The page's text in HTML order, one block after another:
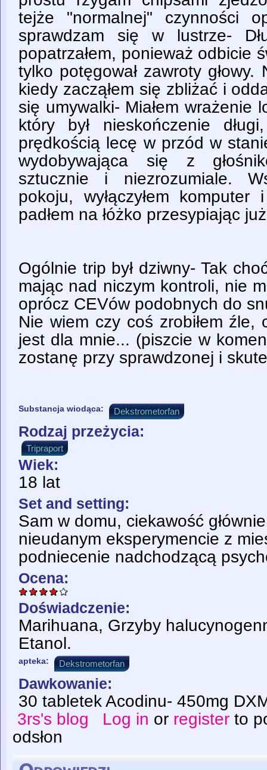
tejże "normalnej" czynności
sprawdzam się w lustrze-
popatrzałem, ponieważ odbicie
tylko potęgował zawroty
kiedy zacząłem się zbliżać i
się umywalki- Miałem wrażenie
który był nieskończenie
prędkością lecę w przód w
wydobywająca się z
sztucznie i niezrozumiale.
pokoju, wyłączyłem
padłem na łóżko przesypiając
Ogólnie trip był dziwny- Tak
mając nad niczym kontroli, nie
oprócz CEVów podobnych do
Nie wiem czy coś zrobiłem
jest dla mnie... (piszcie w
zostanę przy sprawdzonej i
Substancja wiodąca: Dekstrometorfan
Rodzaj przeżycia:
Tripraport
Wiek:
18 lat
Set and setting:
Sam w domu, ciekawość
nieudanym eksperymencie z
podniecenie nadchodzącą
Ocena:
Doświadczenie:
Marihuana, Grzyby
Etanol.
apteka: Dekstrometorfan
Dawkowanie:
30 tabletek Acodinu- 450mg
3rs's blog
Log in or register to
odsłon